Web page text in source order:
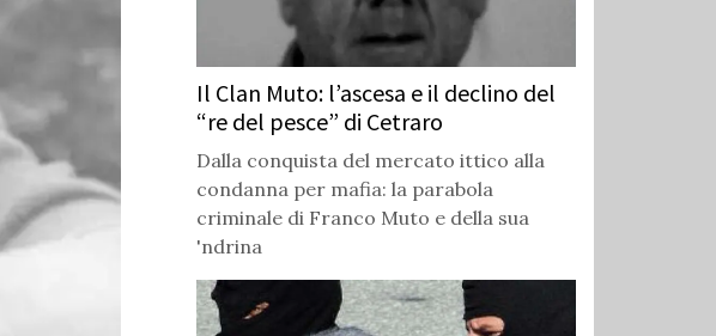
Il Clan Muto: l’ascesa e il declino del
“re del pesce” di Cetraro
Dalla conquista del mercato ittico alla
condanna per mafia: la parabola
criminale di Franco Muto e della sua
'ndrina